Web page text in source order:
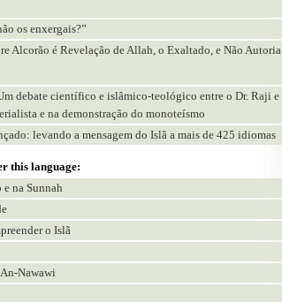
os enxergais?”
Alcorão é Revelação de Allah, o Exaltado, e Não Autoria
debate científico e islâmico-teológico entre o Dr. Raji e
e na demonstração do monoteísmo
levando a mensagem do Islã a mais de 425 idiomas
this language:
na Sunnah
o Islã
Nawawi